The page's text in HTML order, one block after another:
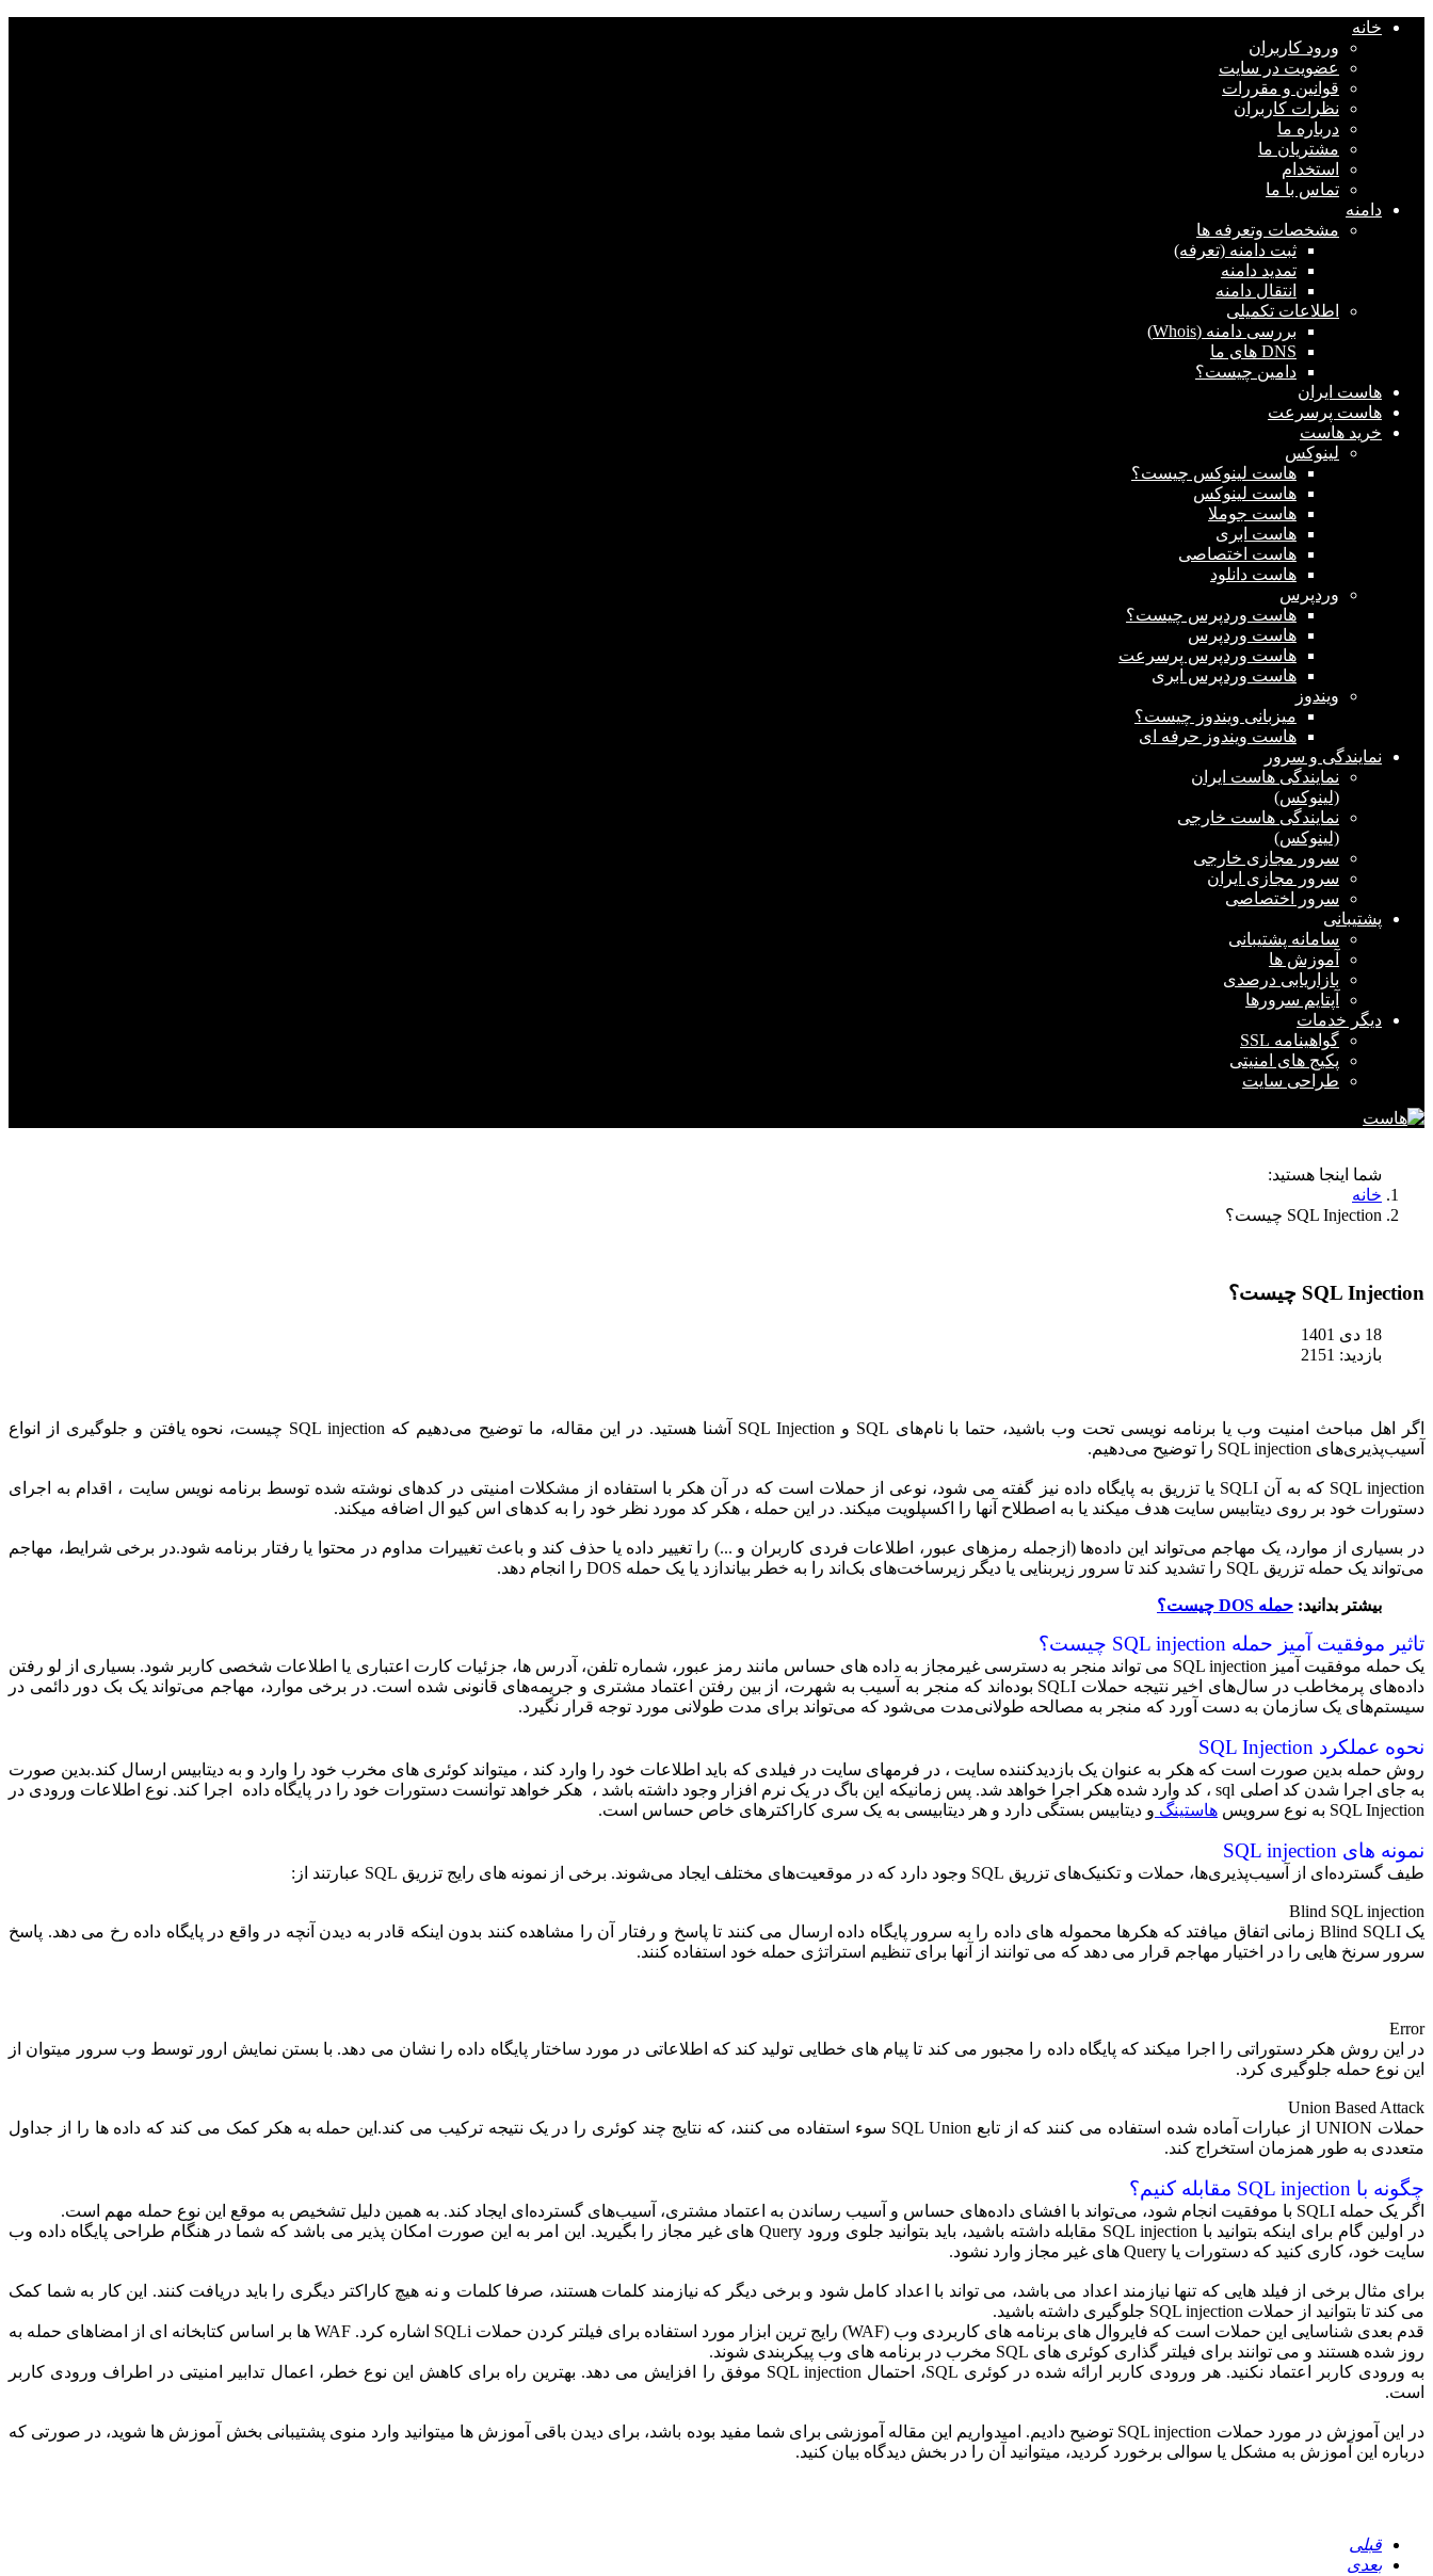
خانه
ورود کاربران
عضویت در سایت
قوانین و مقررات
نظرات کاربران
درباره ما
مشتریان ما
استخدام
تماس با ما
دامنه
مشخصات وتعرفه ها
ثبت دامنه (تعرفه)
تمدید دامنه
انتقال دامنه
اطلاعات تکمیلی
بررسی دامنه (Whois)
DNS های ما
دامین چیست؟
هاست ایران
هاست پرسرعت
خرید هاست
لینوکس
هاست لینوکس چیست؟
هاست لینوکس
هاست جوملا
هاست ابری
هاست اختصاصی
هاست دانلود
وردپرس
هاست وردپرس چیست؟
هاست وردپرس
هاست وردپرس پرسرعت
هاست وردپرس ابری
ویندوز
میزبانی ویندوز چیست؟
هاست ویندوز حرفه ای
نمایندگی و سرور
نمایندگی هاست ایران
(لینوکس)
نمایندگی هاست خارجی
(لینوکس)
سرور مجازی خارجی
سرور مجازی ایران
سرور اختصاصی
پشتیبانی
سامانه پشتیبانی
آموزش ها
بازاریابی درصدی
آپتایم سرورها
دیگر خدمات
گواهینامه SSL
پکیج های امنیتی
طراحی سایت
شما اینجا هستید:
خانه
SQL Injection چیست؟
SQL Injection چیست؟
18 دی 1401
بازدید: 2151
اگر اهل مباحث امنیت وب یا برنامه نویسی تحت وب باشید، حتما با نام‌های SQL و SQL Injection آشنا هستید. در این مقاله، ما توضیح می‌دهیم که SQL injection چیست، نحوه یافتن و جلوگیری
از انواع
آسیب‌پذیری‌های SQL injection را توضیح می‌دهیم.
SQL injection که به آن SQLI یا تزریق به پایگاه داده نیز گفته می شود، نوعی از حملات است که در آن هکر با استفاده از مشکلات امنیتی در کدهای نوشته شده توسط برنامه نویس سایت ، اقدام به اجرای
دستورات خود بر روی دیتابیس سایت هدف میکند یا به اصطلاح آنها را اکسپلویت میکند. در این حمله ، هکر کد مورد نظر خود را به کدهای اس کیو ال اضافه میکند.
در بسیاری از موارد، یک مهاجم می‌تواند این داده‌ها (ازجمله رمزهای عبور، اطلاعات فردی کاربران و ...) را تغییر داده یا حذف کند و باعث تغییرات مداوم در محتوا یا رفتار برنامه شود.در برخی شرایط، مهاجم
می‌تواند یک حمله تزریق SQL را تشدید کند تا سرور زیربنایی یا دیگر زیرساخت‌های بک‌اند را به خطر بیاندازد یا یک حمله DOS را انجام دهد.
بیشتر بدانید: حمله DOS چیست؟
تاثیر موفقیت آمیز حمله SQL injection چیست؟
یک حمله موفقیت آمیز SQL injection می تواند منجر به دسترسی غیرمجاز به داده های حساس مانند رمز عبور، شماره تلفن، آدرس ها، جزئیات کارت اعتباری یا اطلاعات شخصی کاربر شود. بسیاری از لو رفتن
داده‌های پرمخاطب در سال‌های اخیر نتیجه حملات SQLI بوده‌اند که منجر به آسیب به شهرت، از بین رفتن اعتماد مشتری و جریمه‌های قانونی شده است. در برخی موارد، مهاجم می‌تواند یک بک دور دائمی در
سیستم‌های یک سازمان به دست آورد که منجر به مصالحه طولانی‌مدت می‌شود که می‌تواند برای مدت طولانی مورد توجه قرار نگیرد.
نحوه عملکرد SQL Injection
روش حمله بدین صورت است که هکر به عنوان یک بازدیدکننده سایت ، در فرمهای سایت در فیلدی که باید اطلاعات خود را وارد کند ، میتواند کوئری های مخرب خود را وارد و به دیتابیس ارسال کند.بدین صورت
به جای اجرا شدن کد اصلی sql ، کد وارد شده هکر اجرا خواهد شد. پس زمانیکه این باگ در یک نرم افزار وجود داشته باشد ، هکر خواهد توانست دستورات خود را در پایگاه داده اجرا کند. نوع اطلاعات ورودی در
SQL Injection به نوع سرویس
هاستینگ و دیتابیس بستگی دارد و هر دیتابیسی به یک سری کاراکترهای خاص حساس است.
نمونه های SQL injection
طیف گسترده‌ای از آسیب‌پذیری‌ها، حملات و تکنیک‌های تزریق SQL وجود دارد که در موقعیت‌های مختلف ایجاد می‌شوند. برخی از نمونه های رایج تزریق SQL عبارتند از:
Blind SQL injection
یک
Blind SQLI زمانی اتفاق میافتد که هکرها محموله های داده را به سرور پایگاه داده ارسال می کنند تا پاسخ و رفتار آن را مشاهده کنند بدون اینکه قادر به دیدن آنچه در واقع در پایگاه داده رخ می دهد. پاسخ
سرور سرنخ هایی را در اختیار مهاجم قرار می دهد که می توانند از آنها برای تنظیم استراتژی حمله خود استفاده کنند.
Error
در این روش هکر دستوراتی را اجرا میکند که پایگاه داده را مجبور می کند تا پیام های خطایی تولید کند که اطلاعاتی در مورد ساختار پایگاه داده را نشان می دهد. با بستن نمایش ارور توسط وب سرور میتوان از
این نوع حمله جلوگیری کرد.
Union Based Attack
حملات UNION از عبارات آماده شده استفاده می کنند که از تابع SQL Union سوء استفاده می کنند، که نتایج چند کوئری را در یک نتیجه ترکیب می کند.این حمله به هکر کمک می کند که داده ها را از جداول
متعددی به طور همزمان استخراج کند.
چگونه با SQL injection مقابله کنیم؟
اگر یک حمله SQLI با موفقیت انجام شود، می‌تواند با افشای داده‌های حساس و آسیب رساندن به اعتماد مشتری، آسیب‌های گسترده‌ای ایجاد کند. به همین دلیل تشخیص به موقع این نوع حمله مهم است.
در اولین گام برای اینکه بتوانید با SQL injection مقابله داشته باشید، باید بتوانید جلوی ورود Query های غیر مجاز را بگیرید. این امر به این صورت امکان پذیر می باشد که شما در هنگام طراحی پایگاه داده وب
سایت خود، کاری کنید که دستورات یا Query های غیر مجاز وارد نشود.
برای مثال برخی از فیلد هایی که تنها نیازمند اعداد می باشد، می تواند با اعداد کامل شود و برخی دیگر که نیازمند کلمات هستند، صرفا کلمات و نه هیچ کاراکتر دیگری را باید دریافت کنند. این کار به شما کمک
می کند تا بتوانید از حملات SQL injection جلوگیری داشته باشید.
قدم بعدی شناسایی این حملات است که فایروال های برنامه های کاربردی وب (WAF) رایج ترین ابزار مورد استفاده برای فیلتر کردن حملات SQLi اشاره کرد. WAF ها بر اساس کتابخانه ای از امضاهای حمله به
روز شده هستند و می توانند برای فیلتر گذاری کوئری های SQL مخرب در برنامه های وب پیکربندی شوند.
به ورودی کاربر اعتماد نکنید.
هر ورودی کاربر ارائه شده در کوئری SQL، احتمال SQL injection موفق را افزایش می دهد. بهترین راه برای کاهش این نوع خطر، اعمال تدابیر امنیتی در اطراف ورودی کاربر
است.
در این آموزش در مورد حملات SQL injection توضیح دادیم. امیدواریم این مقاله آموزشی برای شما مفید بوده باشد، برای دیدن باقی آموزش ها میتوانید وارد منوی پشتیبانی بخش آموزش ها شوید، در صورتی که
درباره این آموزش به مشکل یا سوالی برخورد کردید، میتوانید آن را در بخش دیدگاه بیان کنید.
قبلی
بعدی